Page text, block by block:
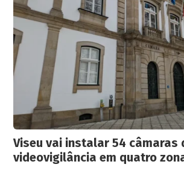
Viseu vai instalar 54 câmaras
videovigilância em quatro